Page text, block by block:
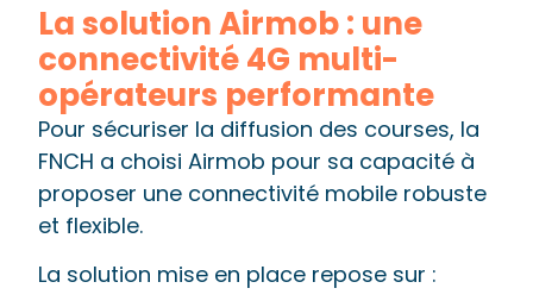
La solution Airmob : une
connectivité 4G multi-
opérateurs performante
Pour sécuriser la diffusion des courses, la
FNCH a choisi Airmob pour sa capacité à
proposer une connectivité mobile robuste
et flexible.
La solution mise en place repose sur :